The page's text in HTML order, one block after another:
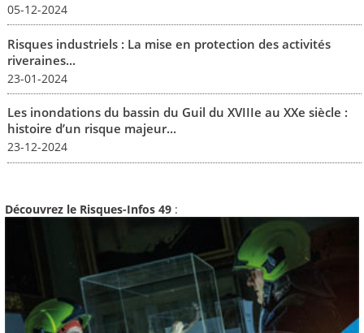
05-12-2024
Risques industriels : La mise en protection des activités
riveraines...
23-01-2024
Les inondations du bassin du Guil du XVIIIe au XXe siècle :
histoire d’un risque majeur...
23-12-2024
Découvrez le Risques-Infos 49 :